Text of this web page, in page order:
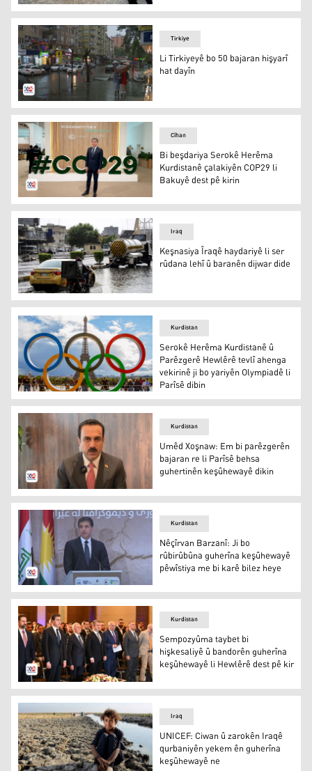
Davos
Li Tirkiyeyê bo 50 bajaran hişyarî hat dayîn
Tirkiye
Li Tirkiyeyê bo 50 bajaran hişyarî
hat dayîn
Bi beşdariya Serokê Herêma Kurdistanê çalakiyên
Cîhan
Bi beşdariya Serokê Herêma
Kurdistanê çalakiyên COP29 li
Bakuyê dest pê kirin
Keşnasiya Îraqê haydariyê li ser rûdana lehî û baranên
Iraq
Keşnasiya Îraqê haydariyê li ser
rûdana lehî û baranên dijwar dide
Parîs
Kurdistan
Serokê Herêma Kurdistanê û
Parêzgerê Hewlêrê tevlî ahenga
vekirinê ji bo yariyên Olympiadê li
Parîsê dibin
Umêd Xoşnaw
Kurdistan
Umêd Xoşnaw: Em bi parêzgerên
bajaran re li Parîsê behsa
guhertinên keşûhewayê dikin
Nêçîrvan Barzanî: Ji bo rûbirûbûna guherîna
Kurdistan
Nêçîrvan Barzanî: Ji bo
rûbirûbûna guherîna keşûhewayê
pêwîstiya me bi karê bilez heye
Sempozyûma taybet bi hişkesaliyê û bandorên
Kurdistan
Sempozyûma taybet bi
hişkesaliyê û bandorên guherîna
keşûhewayê li Hewlêrê dest pê kir
Iraq
UNICEF: Ciwan û zarokên Iraqê
qurbaniyên yekem ên guherîna
keşûhewayê ne